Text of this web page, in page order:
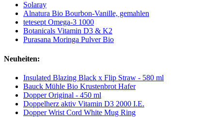
Solaray
Alnatura Bio Bourbon-Vanille, gemahlen
tetesept Omega-3 1000
Botanicals Vitamin D3 & K2
Purasana Moringa Pulver Bio
Neuheiten:
Insulated Blazing Black x Flip Straw - 580 ml
Bauck Mühle Bio Krustenbrot Hafer
Dopper Original - 450 ml
Doppelherz aktiv Vitamin D3 2000 I.E.
Dopper Wrist Cord White Mug Ring